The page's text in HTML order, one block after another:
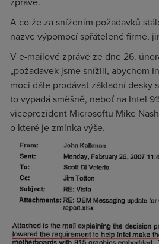
A co že za snížením požadavků
nazve výpomocí spřátelené firmě,
V e-mailové zprávě ze dne 26.
„požadavek jsme snížili, abychom
moci dále prodávat základní desky
to vypadá směšně, neboť na Intel
viceprezident Microsoftu Mike
o které je zmínka výše.